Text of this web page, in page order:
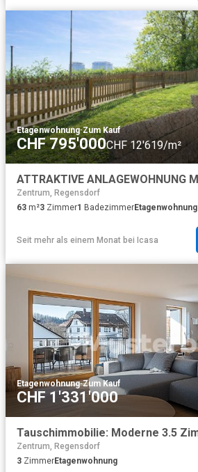
Etagenwohnung·Zum Kauf
CHF 795'000CHF 12'619/m²
Zentrum, Regensdorf
63 m²3 Zimmer1 BadezimmerEtagenwohnung
Seit mehr als einem Monat bei Icasa
Etagenwohnung·Zum Kauf
CHF 1'331'000
Zentrum, Regensdorf
3 ZimmerEtagenwohnung